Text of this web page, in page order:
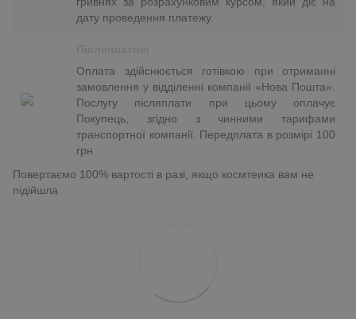
дату проведення платежу.
Оплата здійснюється готівкою при отриманні
замовлення у відділенні компанії «Нова Пошта».
Послугу післяплати при цьому оплачує
Покупець, згідно з чинними тарифами
транспортної компанії. Передплата в розмірі 100
грн
Повертаємо 100% вартості в разі, якщо космтеика вам не
підійшла